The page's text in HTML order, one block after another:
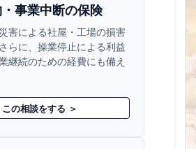
事業中断の保険
害による社屋・工場の損害
らに、操業停止による利益
継続のための経費にも備え
この相談をする ＞